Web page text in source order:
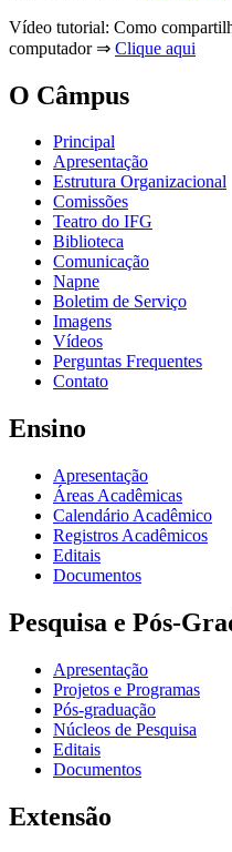
Vídeo tutorial: Como
computador ⇒ Clique aqui
O Câmpus
Principal
Apresentação
Estrutura Organizacional
Comissões
Teatro do IFG
Biblioteca
Comunicação
Napne
Boletim de Serviço
Imagens
Vídeos
Perguntas Frequentes
Contato
Ensino
Apresentação
Áreas Acadêmicas
Calendário Acadêmico
Registros Acadêmicos
Editais
Documentos
Pesquisa e Pós-
Apresentação
Projetos e Programas
Pós-graduação
Núcleos de Pesquisa
Editais
Documentos
Extensão